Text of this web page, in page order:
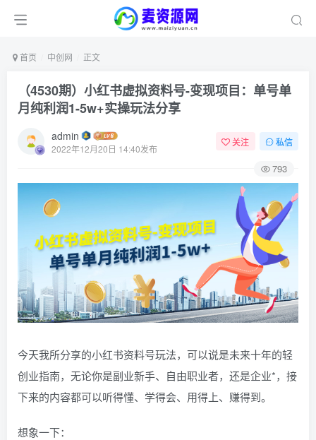
首页 中创网 正文
（4530期）小红书虚拟资料号-变现项目：单号单
月纯利润1-5w+实操玩法分享
admin
2022年12月20日 14:40发布
关注 私信
793
今天我所分享的小红书资料号玩法，可以说是未来十年的轻
创业指南，无论你是副业新手、自由职业者，还是企业*，接
下来的内容都可以听得懂、学得会、用得上、赚得到。
想象一下：